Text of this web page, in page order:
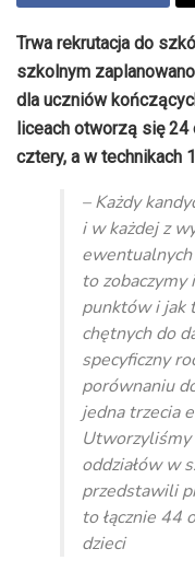
Trwa rekrutacja do
szkolnym
dla uczniów
liceach otworzą się 24
cztery, a w technikach
– Każdy
i w każdej z
ewentualnych
to zobaczymy
punktów i jak
chętnych do
specyficzny
porównaniu
jedna trzecia
Utworzyliśmy
oddziałów w
przedstawili
to łącznie 44
dzieci